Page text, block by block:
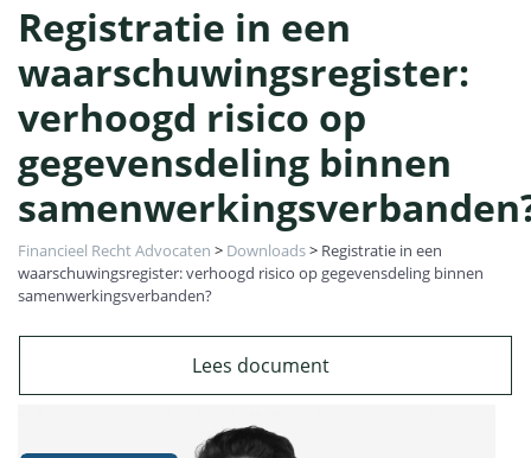
Registratie in een
waarschuwingsregister:
verhoogd risico op
gegevensdeling binnen
Financieel Recht Advocaten > Downloads> Registratie in een
waarschuwingsregister: verhoogd risico op gegevensdeling binnen
samenwerkingsverbanden?
Lees document